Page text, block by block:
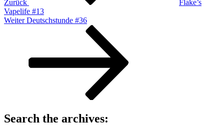
Zurück
Flake’s
Vapelife #13
Nächster
Weiter Deutschstunde #36
Search the archives: